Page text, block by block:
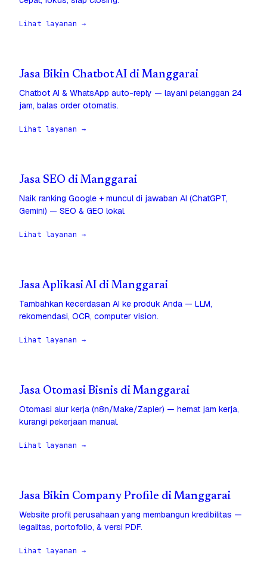
Lihat layanan →
Jasa Bikin Chatbot AI di Manggarai
Chatbot AI & WhatsApp auto-reply — layani pelanggan 24
jam, balas order otomatis.
Lihat layanan →
Jasa SEO di Manggarai
Naik ranking Google + muncul di jawaban AI (ChatGPT,
Gemini) — SEO & GEO lokal.
Lihat layanan →
Jasa Aplikasi AI di Manggarai
Tambahkan kecerdasan AI ke produk Anda — LLM,
rekomendasi, OCR, computer vision.
Lihat layanan →
Jasa Otomasi Bisnis di Manggarai
Otomasi alur kerja (n8n/Make/Zapier) — hemat jam kerja,
kurangi pekerjaan manual.
Lihat layanan →
Jasa Bikin Company Profile di Manggarai
Website profil perusahaan yang membangun kredibilitas —
legalitas, portofolio, & versi PDF.
Lihat layanan →